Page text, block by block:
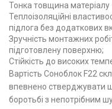
Тонка товщина
Теплоізоляційні
підлога без додаткових
Зручність монтажних
підготовлену поверхню;
Стійкість до високих
Вартість Соноблок F22
впевнено стверджувати
боротьбі з непотрібним